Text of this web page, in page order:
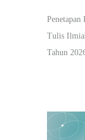
Tulis
Tahun